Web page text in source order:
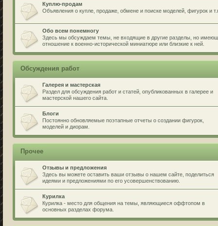
Куплю-продам
Объявления о купле, продаже, обмене и поиске моделей, фигурок и
Обо всем понемногу
Здесь мы обсуждаем темы, не входящие в другие разделы, но
отношение к военно-исторической миниатюре или близкие к ней.
Обсуждения работ
Галерея и мастерская
Раздел для обсуждения работ и статей, опубликованных в галерее и
мастерской нашего сайта.
Блоги
Постоянно обновляемые поэтапные отчеты о создании фигурок,
моделей и диорам.
Прочее
Отзывы и предложения
Здесь вы можете оставить ваши отзывы о нашем сайте, поделиться
идеями и предложениями по его усовершенствованию.
Курилка
Курилка - место для общения на темы, являющиеся оффтопом в
основных разделах форума.